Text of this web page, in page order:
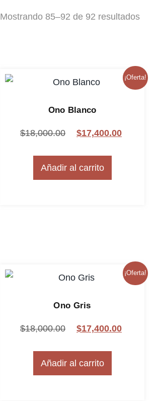
Mostrando 85–92 de 92 resultados
¡Oferta!
Ono Blanco
$18,000.00 $17,400.00
Añadir al carrito
¡Oferta!
Ono Gris
$18,000.00 $17,400.00
Añadir al carrito